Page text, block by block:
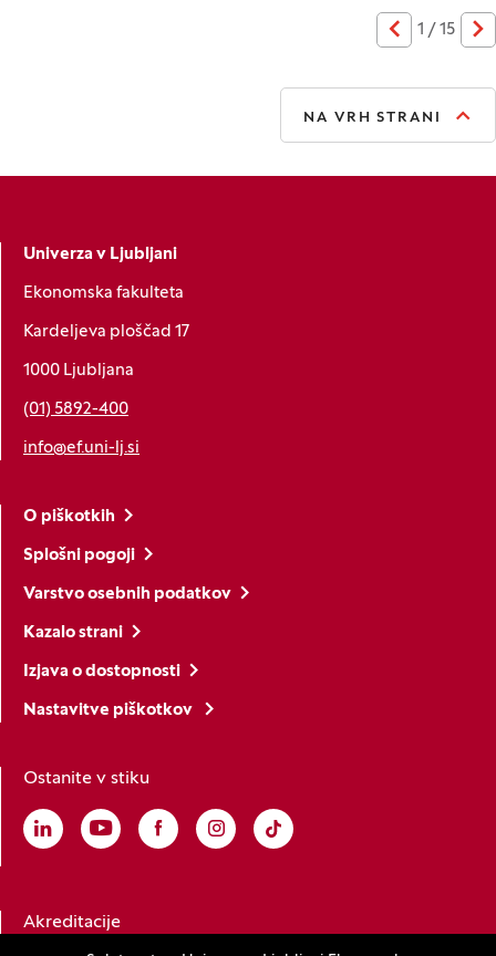
1 / 15
NA VRH STRANI
Univerza v Ljubljani
Ekonomska fakulteta
Kardeljeva ploščad 17
1000 Ljubljana
(01) 5892-400
info@ef.uni-lj.si
O piškotkih
Splošni pogoji
Varstvo osebnih podatkov
Kazalo strani
Izjava o dostopnosti
Nastavitve piškotkov
Ostanite v stiku
Linkedin
(Odpre se v novem oknu)
Youtube
(Odpre se v novem oknu)
Facebook
(Odpre se v novem oknu)
Instagram
(Odpre se v novem oknu)
TikTok
(Odpre se v novem oknu)
Akreditacije